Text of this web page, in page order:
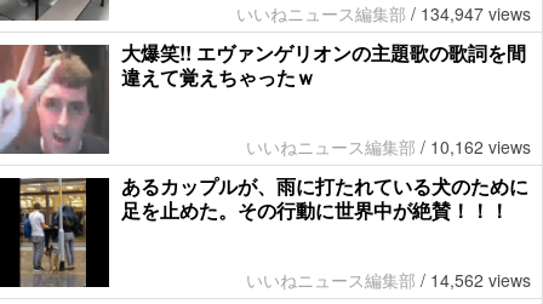
いいねニュース編集部 / 134,947 views
大爆笑!! エヴァンゲリオンの主題歌の歌詞を間
違えて覚えちゃったｗ
いいねニュース編集部 / 10,162 views
あるカップルが、雨に打たれている犬のために
足を止めた。その行動に世界中が絶賛！！！
いいねニュース編集部 / 14,562 views